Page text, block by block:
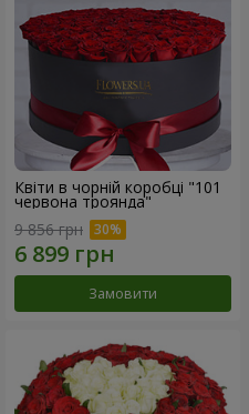
Квіти в чорній коробці "101
червона троянда"
9 856 грн
Замовити